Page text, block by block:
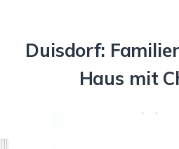
Duisdorf:
Haus mit